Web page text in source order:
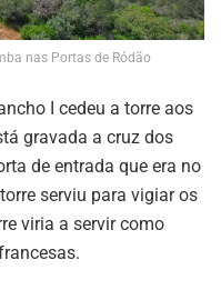
nas Portas de Ródão
I cedeu a torre aos
gravada a cruz dos
de entrada que era no
serviu para vigiar os
viria a servir como